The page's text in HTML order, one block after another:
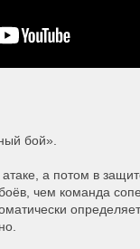
бой».
а потом в
чем команда